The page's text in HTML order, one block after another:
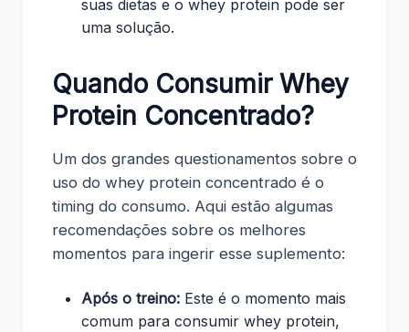
suas dietas e o whey protein pode ser
uma solução.
Quando Consumir Whey
Protein Concentrado?
Um dos grandes questionamentos sobre o
uso do whey protein concentrado é o
timing do consumo. Aqui estão algumas
recomendações sobre os melhores
momentos para ingerir esse suplemento:
Após o treino: Este é o momento mais
comum para consumir whey protein,